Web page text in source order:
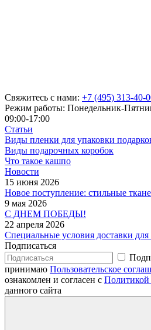
Свяжитесь с нами: +7 (495) 313-40-
Режим работы: Понедельник-
09:00-17:00
Статьи
Виды пленки для упаковки
Виды подарочных коробок
Что такое кашпо
Новости
15 июня 2026
Новое поступление: стильные
9 мая 2026
С ДНЕМ ПОБЕДЫ!
22 апреля 2026
Специальные условия доставки
Подписаться
принимаю Пользовательское
ознакомлен и согласен с Политикой
данного сайта